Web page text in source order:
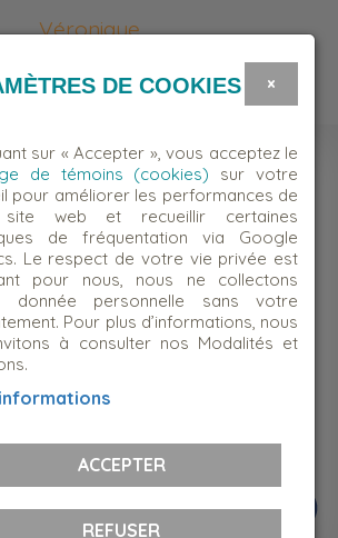
Véronique
NOUS JOINDRE
nous!
×
DE COOKIES
sur « Accepter », vous acceptez le
de témoins (cookies) sur votre
pour améliorer les performances de
web et recueillir certaines
de fréquentation via Google
Le respect de votre vie privée est
pour nous, nous ne collectons
donnée personnelle sans votre
Pour plus d’informations, nous
à consulter nos Modalités et
ACCEPTER
REFUSER